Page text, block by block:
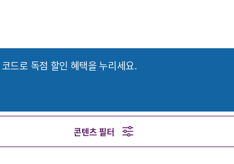
코드로 독점 할인 혜택을 누리세요.
콘텐츠 필터